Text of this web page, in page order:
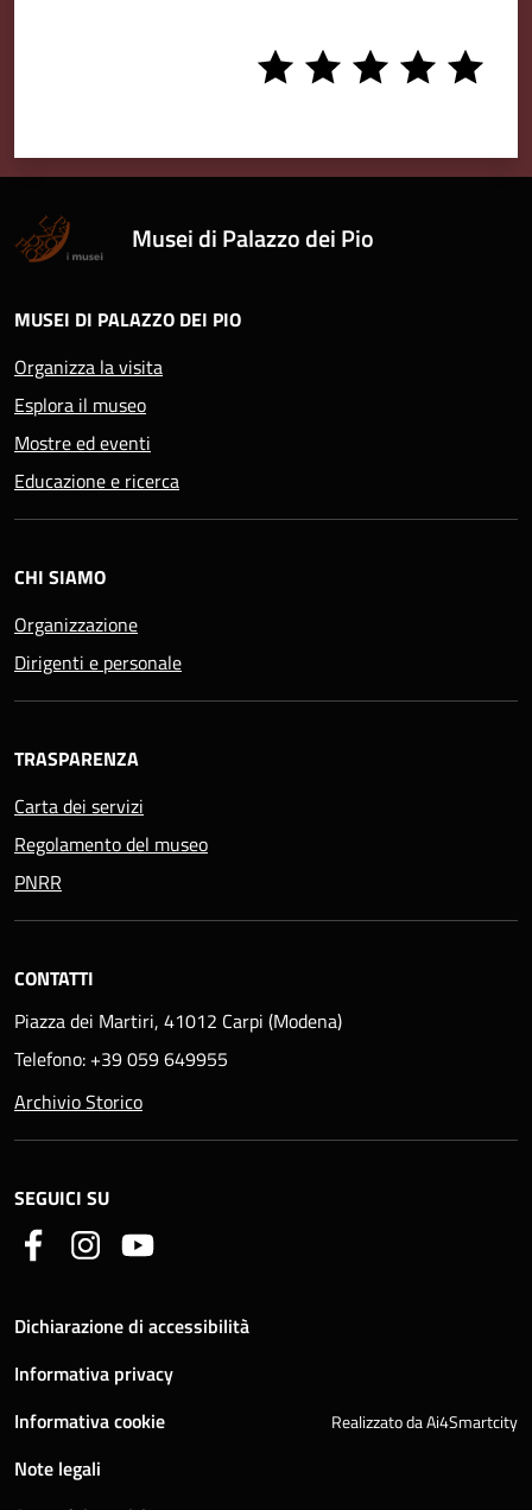
5
stars
4
stars
3
stars
2
stars
1
stars
Musei di Palazzo dei Pio
MUSEI DI PALAZZO DEI PIO
Organizza la visita
Esplora il museo
Mostre ed eventi
Educazione e ricerca
CHI SIAMO
Organizzazione
Dirigenti e personale
TRASPARENZA
Carta dei servizi
Regolamento del museo
PNRR
CONTATTI
Piazza dei Martiri, 41012 Carpi (Modena)
Telefono: +39 059 649955
Archivio Storico
SEGUICI SU
Dichiarazione di accessibilità
Informativa privacy
Informativa cookie
Note legali
Realizzato da Ai4Smartcity